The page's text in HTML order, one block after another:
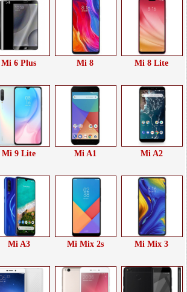
Mi 6 Plus Mi 8 Mi 8 Lite
Mi 9 Lite Mi A1 Mi A2
Mi A3 Mi Mix 2s Mi Mix 3